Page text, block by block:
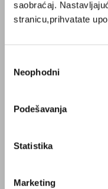
saobraćaj.
stranicu,prihvatate
сагласности
Neophodni
Podešavanja
Statistika
Marketing
Misija
O Kompaniji
Zepter Srbija
Posao
Dozvola za
Uslovi dostave i
Politika privatnosti